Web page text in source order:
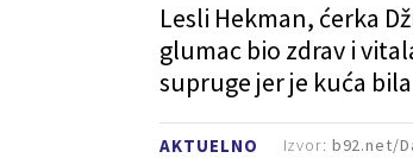
AKTUELNO
Lesli Hekman, ćerka
glumac bio zdrav i
supruge jer je kuća
Izvor: b92.net/